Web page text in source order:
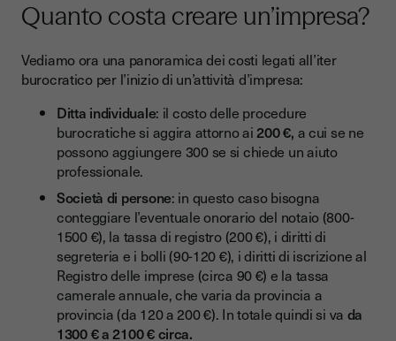
Quanto costa creare un’impresa?
Vediamo ora una panoramica dei costi legati all’iter
burocratico per l’inizio di un’attività d’impresa:
Ditta individuale: il costo delle procedure
burocratiche si aggira attorno ai200 €, a cui se ne
possono aggiungere 300 se si chiede un aiuto
professionale.
Società di persone: in questo caso bisogna
conteggiare l’eventuale onorario del notaio (800-
1500 €), la tassa di registro (200 €), i diritti di
segreteria e i bolli (90-120 €), i diritti di iscrizione al
Registro delle imprese (circa 90 €) e la tassa
camerale annuale, che varia da provincia a
provincia (da 120 a 200 €). In totale quindi si va da
1300 € a 2100 € circa.